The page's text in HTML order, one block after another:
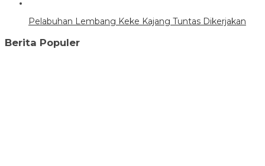
Pelabuhan Lembang Keke Kajang Tuntas Dikerjakan
Berita Populer